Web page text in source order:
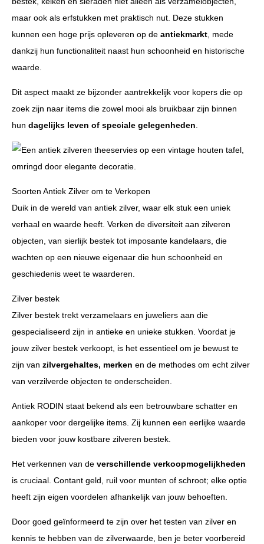
maar ook als erfstukken met praktisch nut. Deze stukken
kunnen een hoge prijs opleveren op de antiekmarkt, mede
dankzij hun functionaliteit naast hun schoonheid en historische
waarde.
Dit aspect maakt ze bijzonder aantrekkelijk voor kopers die op
zoek zijn naar items die zowel mooi als bruikbaar zijn binnen
hun dagelijks leven of speciale gelegenheden.
Soorten Antiek Zilver om te Verkopen
Duik in de wereld van antiek zilver, waar elk stuk een uniek
verhaal en waarde heeft. Verken de diversiteit aan zilveren
objecten, van sierlijk bestek tot imposante kandelaars, die
wachten op een nieuwe eigenaar die hun schoonheid en
geschiedenis weet te waarderen.
Zilver bestek
Zilver bestek trekt verzamelaars en juweliers aan die
gespecialiseerd zijn in antieke en unieke stukken. Voordat je
jouw zilver bestek verkoopt, is het essentieel om je bewust te
zijn van zilvergehaltes, merken en de methodes om echt zilver
van verzilverde objecten te onderscheiden.
Antiek RODIN staat bekend als een betrouwbare schatter en
aankoper voor dergelijke items. Zij kunnen een eerlijke waarde
bieden voor jouw kostbare zilveren bestek.
Het verkennen van de verschillende verkoopmogelijkheden
is cruciaal. Contant geld, ruil voor munten of schroot; elke optie
heeft zijn eigen voordelen afhankelijk van jouw behoeften.
Door goed geïnformeerd te zijn over het testen van zilver en
kennis te hebben van de zilverwaarde, ben je beter voorbereid